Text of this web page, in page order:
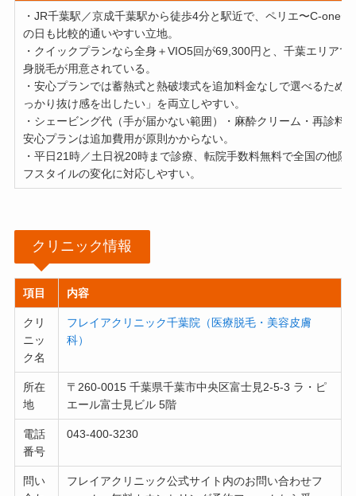
・JR千葉駅／京成千葉駅から徒歩4分と駅近で、ペリエ〜C-one
の日も比較的通いやすい立地。
・クイックプランなら全身＋VIO5回が69,300円と、千葉エリア
身脱毛が用意されている。
・安心プランでは蓄熱式と熱破壊式を追加料金なしで選べるため
っかり抜け感を出したい」を両立しやすい。
・シェービング代（手が届かない範囲）・麻酔クリーム・再診料
安心プランは追加費用が原則かからない。
・平日21時／土日祝20時まで診療、転院手数料無料で全国の他院
フスタイルの変化に対応しやすい。
クリニック情報
項目 内容
クリ
ニッ
ク名
フレイアクリニック千葉院（医療脱毛・美容皮膚
科）
所在
地
〒260-0015 千葉県千葉市中央区富士見2-5-3 ラ・ピ
エール富士見ビル 5階
電話
番号
043-400-3230
問い
フレイアクリニック公式サイト内のお問い合わせフ